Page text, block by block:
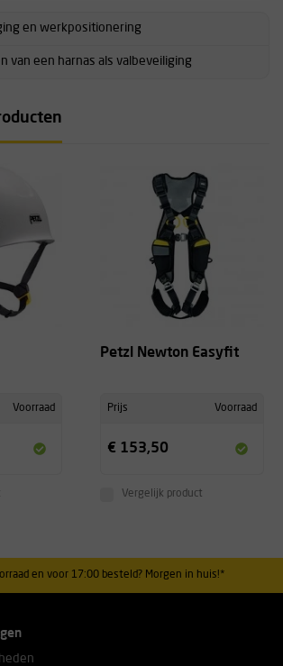
en werkpositionering
van een harnas als valbeveiliging
Voorraad
Petzl Newton Easyfit
Prijs Voorraad
€ 153,50
Vergelijk product
en voor 17:00 besteld? Morgen in huis!*